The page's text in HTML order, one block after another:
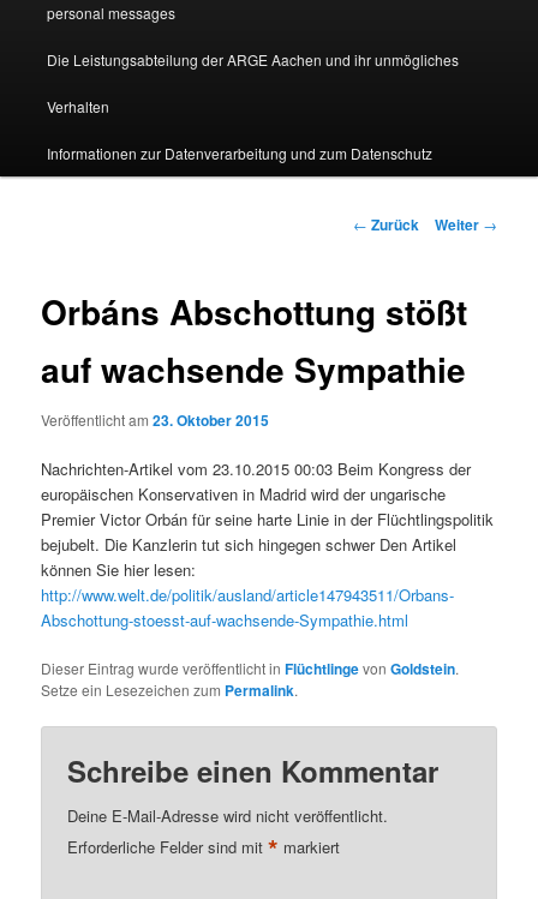
personal messages
Die Leistungsabteilung der ARGE Aachen und ihr unmögliches
Verhalten
Informationen zur Datenverarbeitung und zum Datenschutz
Beitragsnavigation
← Zurück Weiter →
Orbáns Abschottung stößt
auf wachsende Sympathie
Veröffentlicht am23. Oktober 2015
Nachrichten-Artikel vom 23.10.2015 00:03 Beim Kongress der
europäischen Konservativen in Madrid wird der ungarische
Premier Victor Orbán für seine harte Linie in der Flüchtlingspolitik
bejubelt. Die Kanzlerin tut sich hingegen schwer Den Artikel
können Sie hier lesen:
http://www.welt.de/politik/ausland/article147943511/Orbans-
Abschottung-stoesst-auf-wachsende-Sympathie.html
Dieser Eintrag wurde veröffentlicht inFlüchtlingevonGoldstein.
Setze ein Lesezeichen zum Permalink.
Schreibe einen Kommentar
Deine E-Mail-Adresse wird nicht veröffentlicht.
Erforderliche Felder sind mit* markiert